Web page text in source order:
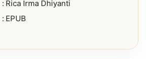
: Rica Irma Dhiyanti
: EPUB